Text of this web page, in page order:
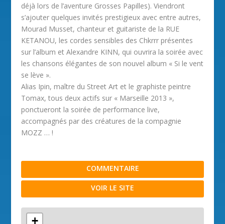
déjà lors de l’aventure Grosses Papilles). Viendront
s’ajouter quelques invités prestigieux avec entre autres,
Mourad Musset, chanteur et guitariste de la RUE
KETANOU, les cordes sensibles des Chkrrr présentes
sur l’album et Alexandre KINN, qui ouvrira la soirée avec
les chansons élégantes de son nouvel album « Si le vent
se lève ».
Alias Ipin, maître du Street Art et le graphiste peintre
Tomax, tous deux actifs sur « Marseille 2013 »,
ponctueront la soirée de performance live,
accompagnés par des créatures de la compagnie
MOZZ … !
COMMENTAIRE
VOIR LE SITE
+